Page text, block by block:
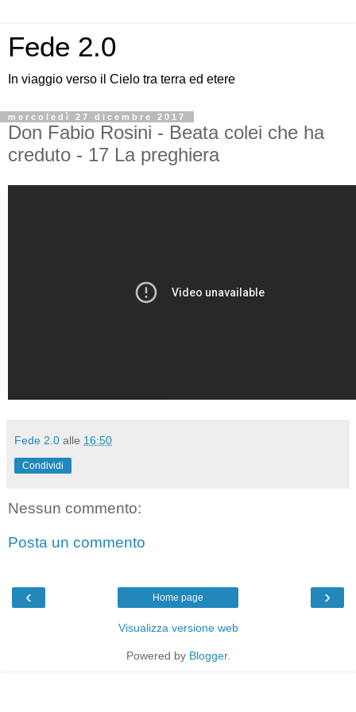
Fede 2.0
In viaggio verso il Cielo tra terra ed etere
mercoledì 27 dicembre 2017
Don Fabio Rosini - Beata colei che ha
creduto - 17 La preghiera
Fede 2.0 alle 16:50
Condividi
Nessun commento:
Posta un commento
‹ ›
Home page
Visualizza versione web
Powered by Blogger.